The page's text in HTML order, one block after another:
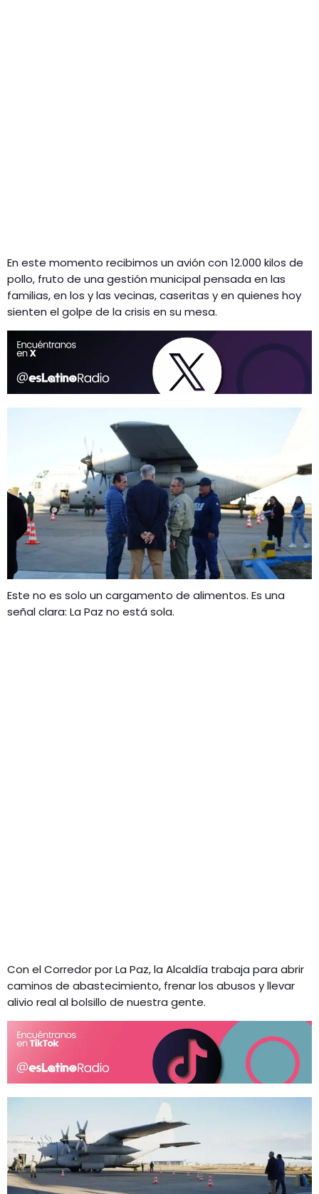
En este momento recibimos un avión con 12.000 kilos de
pollo, fruto de una gestión municipal pensada en las
familias, en los y las vecinas, caseritas y en quienes hoy
sienten el golpe de la crisis en su mesa.
Este no es solo un cargamento de alimentos. Es una
señal clara: La Paz no está sola.
Con el Corredor por La Paz, la Alcaldía trabaja para abrir
caminos de abastecimiento, frenar los abusos y llevar
alivio real al bolsillo de nuestra gente.